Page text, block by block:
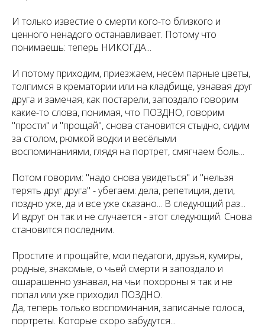
И только известие о смерти кого-то близкого и
ценного ненадого останавливает. Потому что
понимаешь: теперь НИКОГДА...
И потому приходим, приезжаем, несём парные цветы,
толпимся в крематории или на кладбище, узнавая друг
друга и замечая, как постарели, запоздало говорим
какие-то слова, понимая, что ПОЗДНО, говорим
"прости" и "прощай", снова становится стыдно, сидим
за столом, рюмкой водки и весёлыми
воспоминаниями, глядя на портрет, смягчаем боль...
Потом говорим: "надо снова увидеться" и "нельзя
терять друг друга" - убегаем: дела, репетиция, дети,
поздно уже, да и все уже сказано... В следующий раз...
И вдруг он так и не случается - этот следующий. Снова
становится последним.
Простите и прощайте, мои педагоги, друзья, кумиры,
родные, знакомые, о чьей смерти я запоздало и
ошарашенно узнавал, на чьи похороны я так и не
попал или уже приходил ПОЗДНО.
Да, теперь только воспоминания, записаные голоса,
портреты. Которые скоро забудутся...